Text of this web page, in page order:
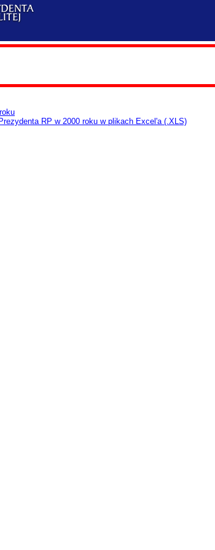
RP w 2000 roku w plikach Excel'a (.XLS)